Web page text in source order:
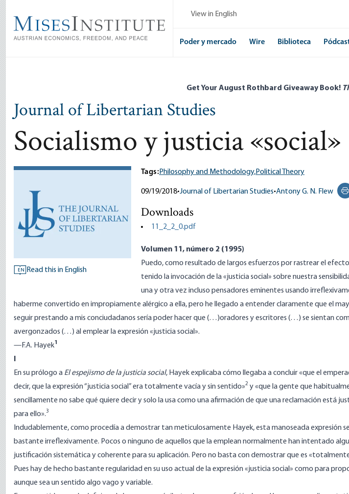
main
content
View in English
Poder y mercado Wire Biblioteca
Get Your August Rothbard Giveaway Book!
Journal of Libertarian Studies
Socialismo y justicia «social»
EN Read this in English
Tags:Philosophy and Methodology,Political Theory
09/19/2018•Journal of Libertarian Studies•Antony G. N. Flew
Downloads
11_2_2_0.pdf
Volumen 11, número 2 (1995)
Puedo, como resultado de largos esfuerzos por rastrear el
tenido la invocación de la «justicia social» sobre nuestra
una y otra vez incluso pensadores eminentes usando
haberme convertido en impropiamente alérgico a ella, pero he llegado a entender claramente que el
seguir prestando a mis conciudadanos sería poder hacer que (…)oradores y escritores (…) se sientan
avergonzados (…) al emplear la expresión «justicia social».
—F.A. Hayek1
En su prólogo a El espejismo de la justicia social, Hayek explicaba cómo llegaba a concluir «que el
decir, que la expresión “justicia social” era totalmente vacía y sin sentido»2 y «que la gente que
sencillamente no sabe qué quiere decir y solo la usa como una afirmación de que una reclamación está
para ello».3
Indudablemente, como procedía a demostrar tan meticulosamente Hayek, esta manoseada expresión
bastante irreflexivamente. Pocos o ninguno de aquellos que la emplean normalmente han intentado
justificación sistemática y coherente para su aplicación. Pero no basta con demostrar que es
Pues hay de hecho bastante regularidad en su uso actual de la expresión «justicia social» como para
aunque sea un sentido algo vago y variable.